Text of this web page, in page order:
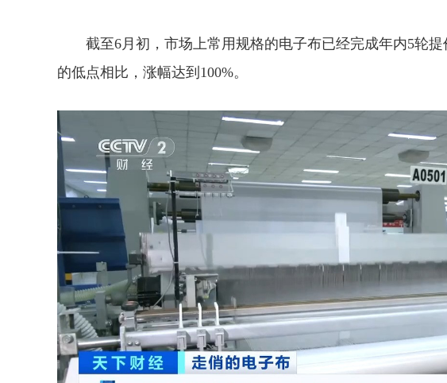
截至6月初，市场上常用规格的电子布已经完成年内5轮提
的低点相比，涨幅达到100%。